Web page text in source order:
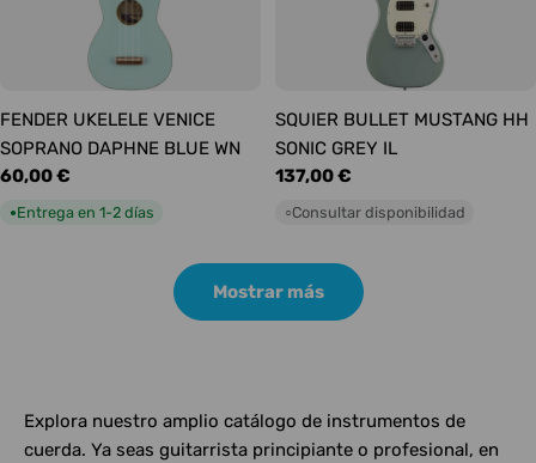
FENDER UKELELE VENICE
SOPRANO DAPHNE BLUE WN
Precio
habitual
60,00 €
●Entrega en 1-2 días
SQUIER BULLET MUSTANG HH
SONIC GREY IL
Precio
habitual
137,00 €
○Consultar disponibilidad
Mostrar más
Explora nuestro amplio catálogo de instrumentos de
cuerda. Ya seas guitarrista principiante o profesional, en